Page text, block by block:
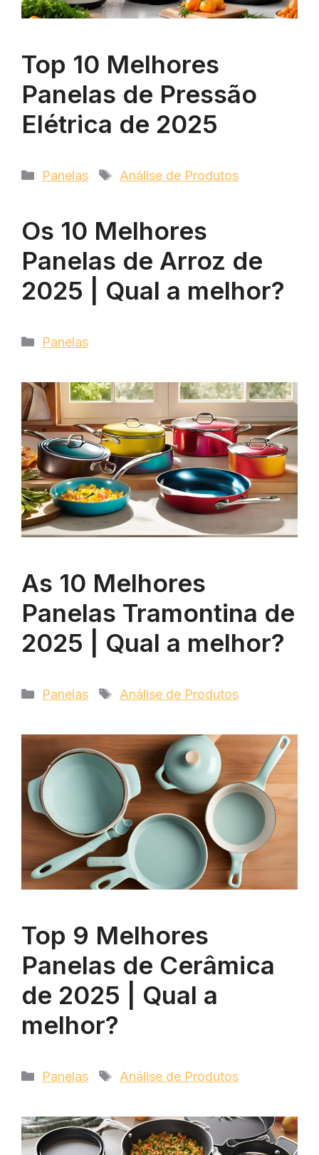
Top 10 Melhores
Panelas de Pressão
Elétrica de 2025
Categorias
Panelas Tags
Análise de Produtos
Os 10 Melhores
Panelas de Arroz de
2025 | Qual a melhor?
Categorias
Panelas
As 10 Melhores
Panelas Tramontina de
2025 | Qual a melhor?
Categorias
Panelas Tags
Análise de Produtos
Top 9 Melhores
Panelas de Cerâmica
de 2025 | Qual a
melhor?
Categorias
Panelas Tags
Análise de Produtos